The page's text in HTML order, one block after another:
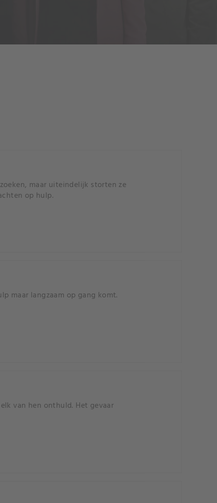
maar uiteindelijk storten ze
op hulp.
maar langzaam op gang komt.
van hen onthuld. Het gevaar